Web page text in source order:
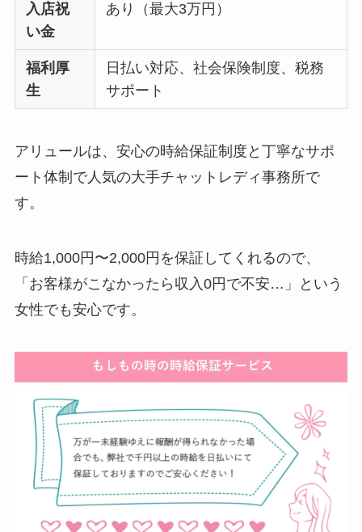
入店祝
い金
あり（最大3万円）
福利厚
生
日払い対応、社会保険制度、税務
サポート
アリュールは、安心の時給保証制度と丁寧なサポ
ート体制で人気の大手チャットレディ事務所で
す。
時給1,000円〜2,000円を保証してくれるので、
「お客様がこなかったら収入0円で不安…」という
女性でも安心です。